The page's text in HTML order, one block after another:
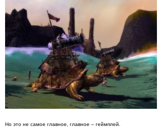
Но это не самое главное, главное – геймплей.